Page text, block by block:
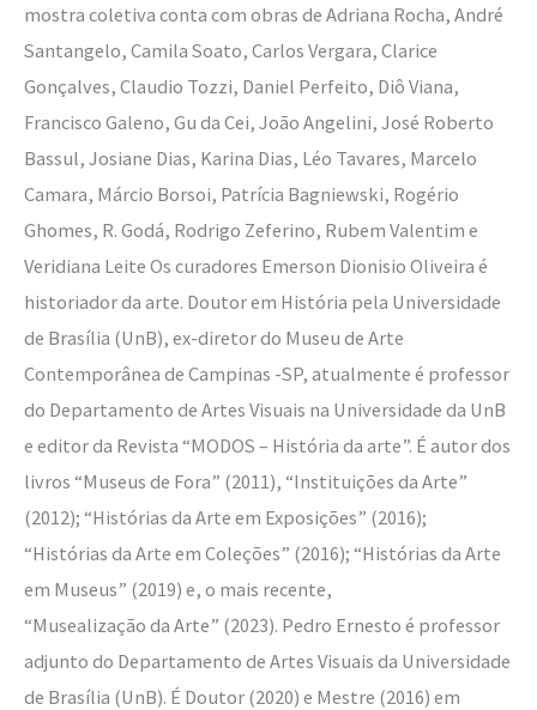
mostra coletiva conta com obras de Adriana Rocha, André
Santangelo, Camila Soato, Carlos Vergara, Clarice
Gonçalves, Claudio Tozzi, Daniel Perfeito, Diô Viana,
Francisco Galeno, Gu da Cei, João Angelini, José Roberto
Bassul, Josiane Dias, Karina Dias, Léo Tavares, Marcelo
Camara, Márcio Borsoi, Patrícia Bagniewski, Rogério
Ghomes, R. Godá, Rodrigo Zeferino, Rubem Valentim e
Veridiana Leite Os curadores Emerson Dionisio Oliveira é
historiador da arte. Doutor em História pela Universidade
de Brasília (UnB), ex-diretor do Museu de Arte
Contemporânea de Campinas -SP, atualmente é professor
do Departamento de Artes Visuais na Universidade da UnB
e editor da Revista “MODOS – História da arte”. É autor dos
livros “Museus de Fora” (2011), “Instituições da Arte”
(2012); “Histórias da Arte em Exposições” (2016);
“Histórias da Arte em Coleções” (2016); “Histórias da Arte
em Museus” (2019) e, o mais recente,
“Musealização da Arte” (2023). Pedro Ernesto é professor
adjunto do Departamento de Artes Visuais da Universidade
de Brasília (UnB). É Doutor (2020) e Mestre (2016) em